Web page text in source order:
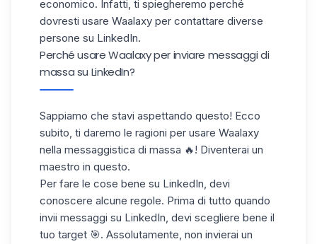
economico. Infatti, ti spiegheremo perché
dovresti usare Waalaxy per contattare diverse
persone su LinkedIn.
Perché usare Waalaxy per inviare messaggi di
massa su LinkedIn?
Sappiamo che stavi aspettando questo! Ecco
subito, ti daremo le ragioni per usare Waalaxy
nella messaggistica di massa 🔥! Diventerai un
maestro in questo.
Per fare le cose bene su LinkedIn, devi
conoscere alcune regole. Prima di tutto quando
invii messaggi su LinkedIn, devi scegliere bene il
tuo target 🎯. Assolutamente, non invierai un